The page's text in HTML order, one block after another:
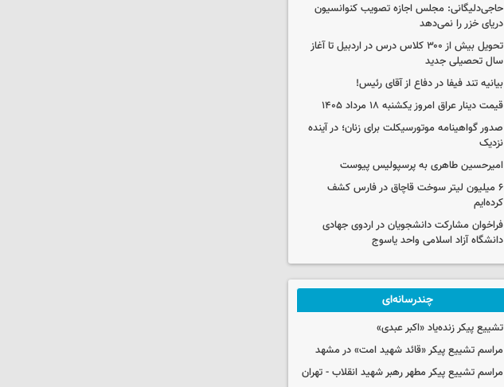
حاجی‌دلیگانی: مجلس اجازه تصویب کنوانسیون
دریای خزر را نمی‌دهد
تحویل بیش از ۳۰۰ کلاس درس در اردبیل تا آغاز
سال تحصیلی جدید
بیانیه تند فیفا در دفاع از آقای رئیس!
قیمت دینار عراق امروز یکشنبه ۱۸ مرداد ۱۴۰۵
صدور گواهینامه موتورسیکلت برای زنان؛ در آینده
نزدیک
امیرحسین طاهری به پرسپولیس پیوست
۶ میلیون لیتر سوخت قاچاق در فارس کشف
کرده‌ایم
فراخوان مشارکت دانشجویان در اردوی جهادی
دانشگاه آزاد اسلامی واحد یاسوج
چندرسانه‌ای
تشییع پیکر زنده‌یاد «اکبر عبدی»
مراسم تشییع پیکر «قائد شهید امت» در مشهد
مراسم تشییع پیکر مطهر رهبر شهید انقلاب - تهران